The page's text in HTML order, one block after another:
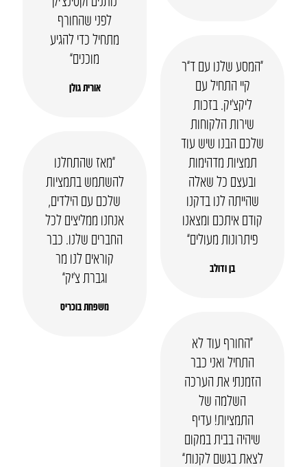
לפני שהחורף
מתחיל כדי להגיע
מוכנים”
אורית גולן
“המסע שלנו עם ד”ר
קיי התחיל עם
ליקצ’יק. בזכות
שירות הלקוחות
שלכם הבנו שיש עוד
תמציות מדהימות
ובעצם כל שאלה
שהייתה לנו בדקנו
קודם איתכם ומצאנו
פיתרונות מעולים”
בן ודולב
“מאז שהתחלנו
להשתמש בתמציות
שלכם עם הילדים,
אנחנו ממליצים לכל
החברים שלנו. כבר
קוראים לנו מר
וגברת צ’יק”
משפחת בוכריס
“החורף עוד לא
התחיל ואני כבר
הזמנתי את הערכה
השלמה של
התמציות! עדיף
שיהיה בבית במקום
לצאת בגשם לקנות”